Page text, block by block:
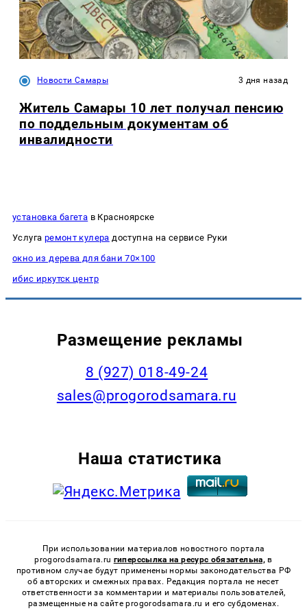
Новости Самары 3 дня назад
Житель Самары 10 лет получал пенсию
по поддельным документам об
инвалидности
установка багета в Красноярске
Услуга ремонт кулера доступна на сервисе Руки
окно из дерева для бани 70×100
ибис иркутск центр
Размещение рекламы
8 (927) 018-49-24
sales@progorodsamara.ru
Наша статистика
При использовании материалов новостного портала
progorodsamara.ru гиперссылка на ресурс обязательна, в
противном случае будут применены нормы законодательства РФ
об авторских и смежных правах. Редакция портала не несет
ответственности за комментарии и материалы пользователей,
размещенные на сайте progorodsamara.ru и его субдоменах.